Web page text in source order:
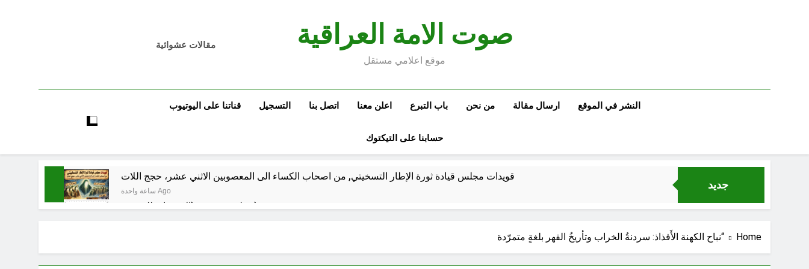
صوت الامة العراقية
موقع اعلامي مستقل
مقالات عشوائية
النشر في الموقع ارسال مقالة من نحن باب التبرع اعلن معنا اتصل بنا التسجيل قناتنا على اليوتيوب
حسابنا على التيكتوك
جديد
قويدات مجلس قيادة ثورة الإطار التسخيتي, من اصحاب الكساء الى المعصوبين الاثني عشر، حجج اللات
ساعة واحدة Ago
مجلس حسيني (الاستجابة للنصيحة)
من كان المستفيد الأكبر من الغزو العراقي للكويت؟ الإنسان العراقي بين ضياع الهوية الوطنية وجدلية بناء الدولة
Home “نباح الكهنة الأَفذاذ: سردنةُ الخراب وتأريخُ القهر بلغةٍ متمرّدة